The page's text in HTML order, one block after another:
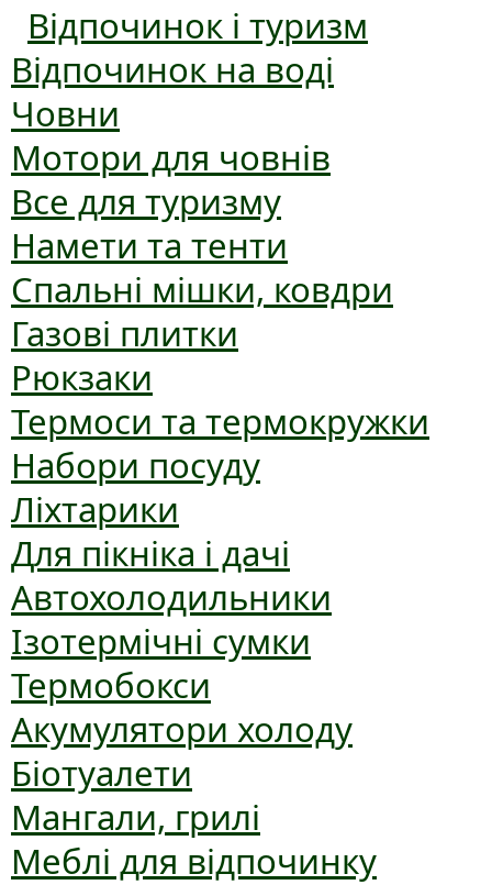
Відпочинок і туризм
Відпочинок на воді
Човни
Мотори для човнів
Все для туризму
Намети та тенти
Спальні мішки, ковдри
Газові плитки
Рюкзаки
Термоси та термокружки
Набори посуду
Ліхтарики
Для пікніка і дачі
Автохолодильники
Ізотермічні сумки
Термобокси
Акумулятори холоду
Біотуалети
Мангали, грилі
Меблі для відпочинку